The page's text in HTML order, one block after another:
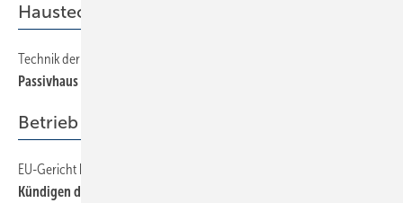
Haustechnik
Technik der Monte-Rosa-Hütte setzt Maßstäbe
Passivhaus auf 3000 Meter
Betrieb + Organisation
EU-Gericht bestätigt Altersdiskriminierung
Kündigen dauert länger